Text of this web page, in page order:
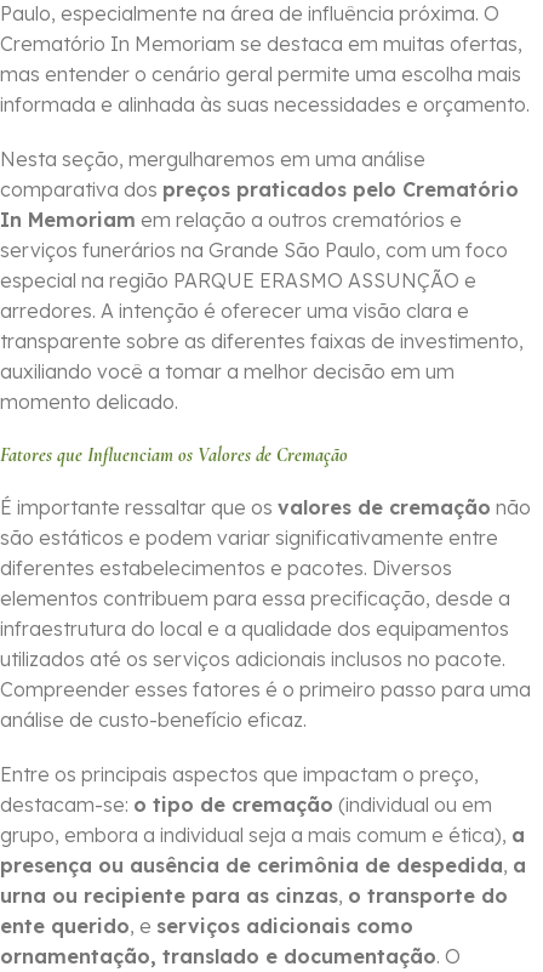
Paulo, especialmente na área de influência próxima. O
Crematório In Memoriam se destaca em muitas ofertas,
mas entender o cenário geral permite uma escolha mais
informada e alinhada às suas necessidades e orçamento.
Nesta seção, mergulharemos em uma análise
comparativa dos preços praticados pelo Crematório
In Memoriam em relação a outros crematórios e
serviços funerários na Grande São Paulo, com um foco
especial na região PARQUE ERASMO ASSUNÇÃO e
arredores. A intenção é oferecer uma visão clara e
transparente sobre as diferentes faixas de investimento,
auxiliando você a tomar a melhor decisão em um
momento delicado.
Fatores que Influenciam os Valores de Cremação
É importante ressaltar que os valores de cremação não
são estáticos e podem variar significativamente entre
diferentes estabelecimentos e pacotes. Diversos
elementos contribuem para essa precificação, desde a
infraestrutura do local e a qualidade dos equipamentos
utilizados até os serviços adicionais inclusos no pacote.
Compreender esses fatores é o primeiro passo para uma
análise de custo-benefício eficaz.
Entre os principais aspectos que impactam o preço,
destacam-se: o tipo de cremação (individual ou em
grupo, embora a individual seja a mais comum e ética), a
presença ou ausência de cerimônia de despedida, a
urna ou recipiente para as cinzas, o transporte do
ente querido, e serviços adicionais como
ornamentação, translado e documentação. O